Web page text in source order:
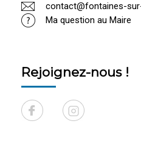
contact@fontaines-
Ma question au Maire
Rejoignez-nous !